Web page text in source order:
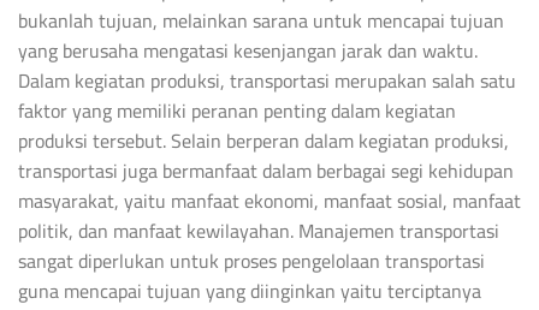
bukanlah tujuan, melainkan sarana untuk mencapai tujuan
yang berusaha mengatasi kesenjangan jarak dan waktu.
Dalam kegiatan produksi, transportasi merupakan salah satu
faktor yang memiliki peranan penting dalam kegiatan
produksi tersebut. Selain berperan dalam kegiatan produksi,
transportasi juga bermanfaat dalam berbagai segi kehidupan
masyarakat, yaitu manfaat ekonomi, manfaat sosial, manfaat
politik, dan manfaat kewilayahan. Manajemen transportasi
sangat diperlukan untuk proses pengelolaan transportasi
guna mencapai tujuan yang diinginkan yaitu terciptanya